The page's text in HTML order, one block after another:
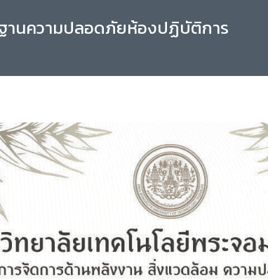
านความปลอดภัยห้องปฏิบัติการ